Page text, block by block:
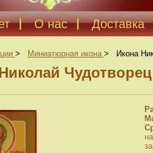
О нас Доставка
> Миниатюрная икона > Икона